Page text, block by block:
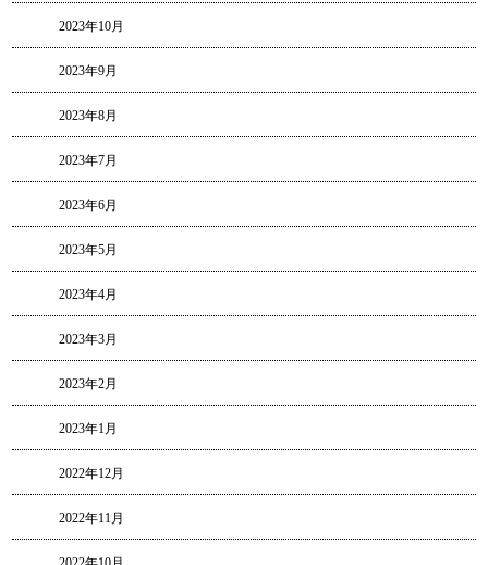
2023年10月
2023年9月
2023年8月
2023年7月
2023年6月
2023年5月
2023年4月
2023年3月
2023年2月
2023年1月
2022年12月
2022年11月